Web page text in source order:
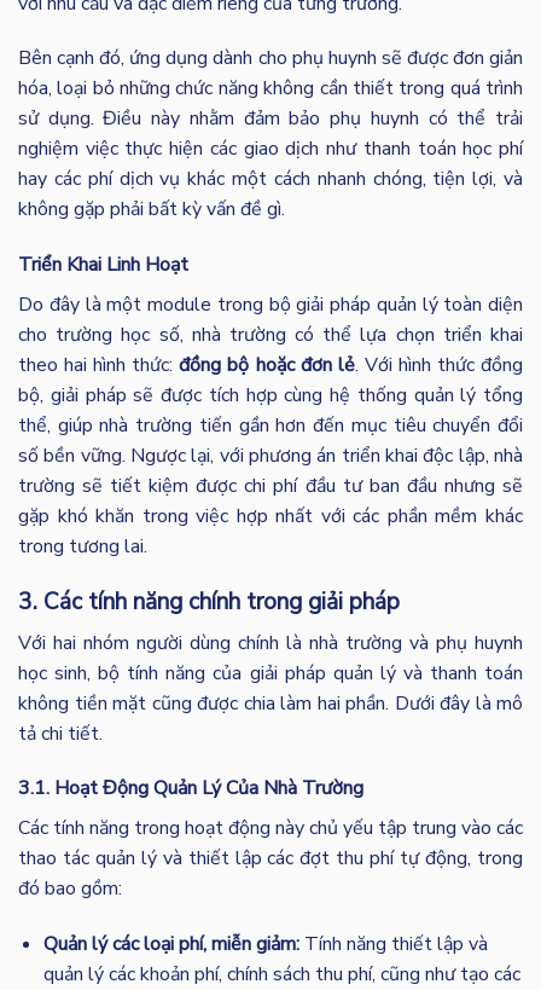
Bên cạnh đó, ứng dụng dành cho phụ huynh sẽ được đơn giản
hóa, loại bỏ những chức năng không cần thiết trong quá trình
sử dụng. Điều này nhằm đảm bảo phụ huynh có thể trải
nghiệm việc thực hiện các giao dịch như thanh toán học phí
hay các phí dịch vụ khác một cách nhanh chóng, tiện lợi, và
không gặp phải bất kỳ vấn đề gì.
Triển Khai Linh Hoạt
Do đây là một module trong bộ giải pháp quản lý toàn diện
cho trường học số, nhà trường có thể lựa chọn triển khai
theo hai hình thức:đồng bộ hoặc đơn lẻ. Với hình thức đồng
bộ, giải pháp sẽ được tích hợp cùng hệ thống quản lý tổng
thể, giúp nhà trường tiến gần hơn đến mục tiêu chuyển đổi
số bền vững. Ngược lại, với phương án triển khai độc lập, nhà
trường sẽ tiết kiệm được chi phí đầu tư ban đầu nhưng sẽ
gặp khó khăn trong việc hợp nhất với các phần mềm khác
trong tương lai.
3. Các tính năng chính trong giải pháp
Với hai nhóm người dùng chính là nhà trường và phụ huynh
học sinh, bộ tính năng của giải pháp quản lý và thanh toán
không tiền mặt cũng được chia làm hai phần. Dưới đây là mô
tả chi tiết.
3.1. Hoạt Động Quản Lý Của Nhà Trường
Các tính năng trong hoạt động này chủ yếu tập trung vào các
thao tác quản lý và thiết lập các đợt thu phí tự động, trong
đó bao gồm:
Quản lý các loại phí, miễn giảm: Tính năng thiết lập và
quản lý các khoản phí, chính sách thu phí, cũng như tạo các